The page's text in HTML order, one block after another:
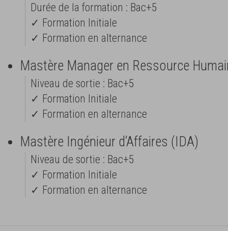
Durée de la formation : Bac+5
✓ Formation Initiale
✓ Formation en alternance
Mastère Manager en Ressource
Niveau de sortie : Bac+5
✓ Formation Initiale
✓ Formation en alternance
Mastère Ingénieur d’Affaires (IDA)
Niveau de sortie : Bac+5
✓ Formation Initiale
✓ Formation en alternance